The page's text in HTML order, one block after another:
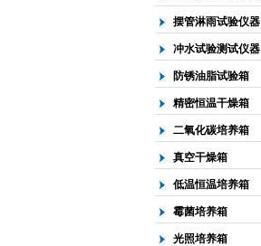
摆管淋雨试验仪器
冲水试验测试仪器
防锈油脂试验箱
精密恒温干燥箱
二氧化碳培养箱
真空干燥箱
低温恒温培养箱
霉菌培养箱
光照培养箱